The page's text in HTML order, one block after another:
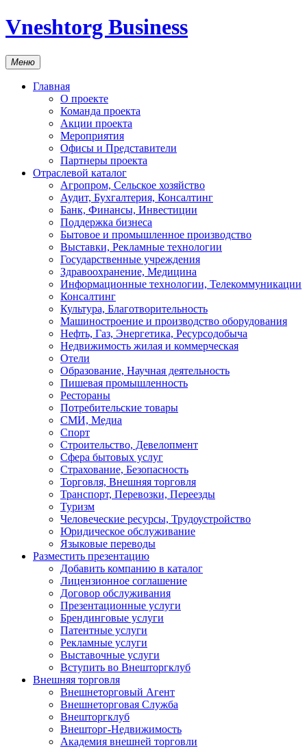
Vneshtorg Business
Меню
Главная
О проекте
Команда проекта
Акции проекта
Мероприятия
Офисы и Представители
Партнеры проекта
Отраслевой каталог
Агропром, Сельское хозяйство
Аудит, Бухгалтерия, Консалтинг
Банк, Финансы, Инвестиции
Поддержка бизнеса
Бытовое и промышленное производство
Выставки, Рекламные технологии
Государственные учреждения
Здравоохранение, Медицина
Информационные технологии, Телекоммуникации
Консалтинг
Культура, Благотворительность
Машиностроение и производство оборудования
Нефть, Газ, Энергетика, Ресурсодобыча
Недвижимость жилая и коммерческая
Отели
Образование, Научная деятельность
Пишевая промышленность
Рестораны
Потребительские товары
СМИ, Медиа
Спорт
Строительство, Девелопмент
Сфера бытовых услуг
Страхование, Безопасность
Торговля, Внешняя торговля
Транспорт, Перевозки, Переезды
Туризм
Человеческие ресурсы, Трудоустройство
Юридическое обслуживание
Языковые переводы
Разместить презентацию
Добавить компанию в каталог
Лицензионное соглашение
Договор обслуживания
Презентационные услуги
Брендинговые услуги
Патентные услуги
Рекламные услуги
Выставочные услуги
Вступить во Внешторгклуб
Внешняя торговля
Внешнеторговый Агент
Внешнеторговая Служба
Внешторгклуб
Внешторг-Недвижимость
Академия внешней торговли